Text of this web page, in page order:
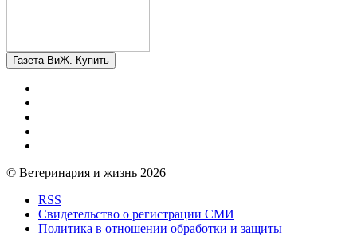
Газета ВиЖ. Купить
© Ветеринария и жизнь 2026
RSS
Свидетельство о регистрации СМИ
Политика в отношении обработки и защиты